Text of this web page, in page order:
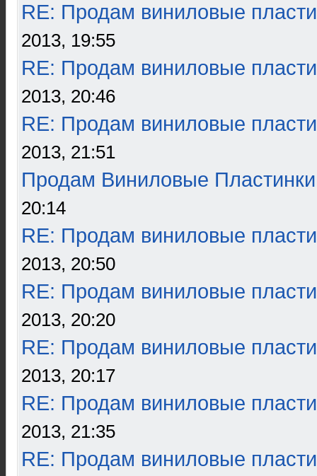
RE: Продам виниловые
2013, 19:55
RE: Продам виниловые
2013, 20:46
RE: Продам виниловые
2013, 21:51
Продам Виниловые Пластинки
20:14
RE: Продам виниловые
2013, 20:50
RE: Продам виниловые
2013, 20:20
RE: Продам виниловые
2013, 20:17
RE: Продам виниловые
2013, 21:35
RE: Продам виниловые